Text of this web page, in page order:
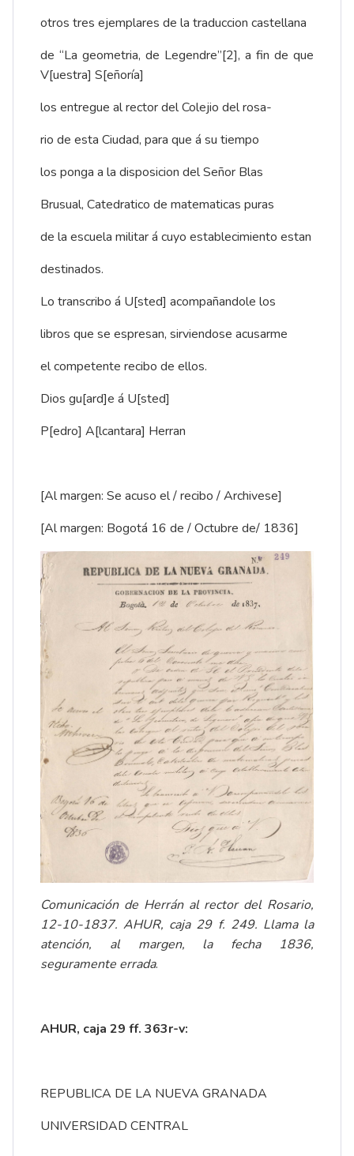
otros tres ejemplares de la traduccion castellana
de “La geometria, de Legendre”[2], a fin de que
V[uestra] S[eñoría]
los entregue al rector del Colejio del rosa-
rio de esta Ciudad, para que á su tiempo
los ponga a la disposicion del Señor Blas
Brusual, Catedratico de matematicas puras
de la escuela militar á cuyo establecimiento estan
destinados.
Lo transcribo á U[sted] acompañandole los
libros que se espresan, sirviendose acusarme
el competente recibo de ellos.
Dios gu[ard]e á U[sted]
P[edro] A[lcantara] Herran
[Al margen: Se acuso el / recibo / Archivese]
[Al margen: Bogotá 16 de / Octubre de/ 1836]
Comunicación de Herrán al rector del Rosario,
12-10-1837. AHUR, caja 29 f. 249. Llama la
atención, al margen, la fecha 1836,
seguramente errada.
AHUR, caja 29 ff. 363r-v:
REPUBLICA DE LA NUEVA GRANADA
UNIVERSIDAD CENTRAL